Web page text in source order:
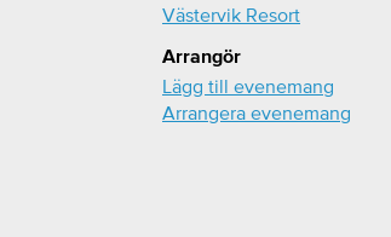
Västervik Resort
Arrangör
Lägg till evenemang
Arrangera evenemang